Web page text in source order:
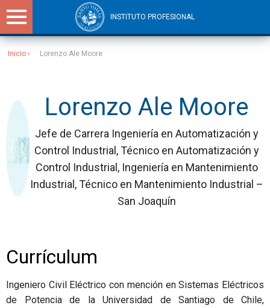
INSTITUTO PROFESIONAL
Inicio Lorenzo Ale Moore
Lorenzo Ale Moore
Jefe de Carrera Ingeniería en Automatización y
Control Industrial, Técnico en Automatización y
Control Industrial, Ingeniería en Mantenimiento
Industrial, Técnico en Mantenimiento Industrial –
San Joaquín
Currículum
Ingeniero Civil Eléctrico con mención en Sistemas Eléctricos
de Potencia de la Universidad de Santiago de Chile,